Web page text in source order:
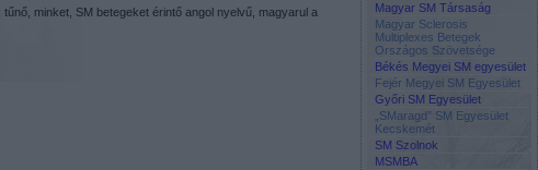
minket, SM betegeket érintő angol nyelvű, magyarul a
Magyar SM Társaság
Magyar Sclerosis
Multiplexes Betegek
Országos Szövetsége
Békés Megyei SM egyesület
Fejér Megyei SM Egyesület
Győri SM Egyesület
„SMaragd” SM Egyesület
Kecskemét
SM Szolnok
MSMBA